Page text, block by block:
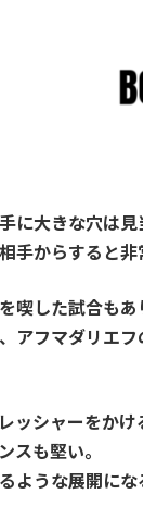
に大きな穴は見
手からすると非
喫した試合も
アフマダリエフ
ッシャーをか
スも堅い。
ような展開にな